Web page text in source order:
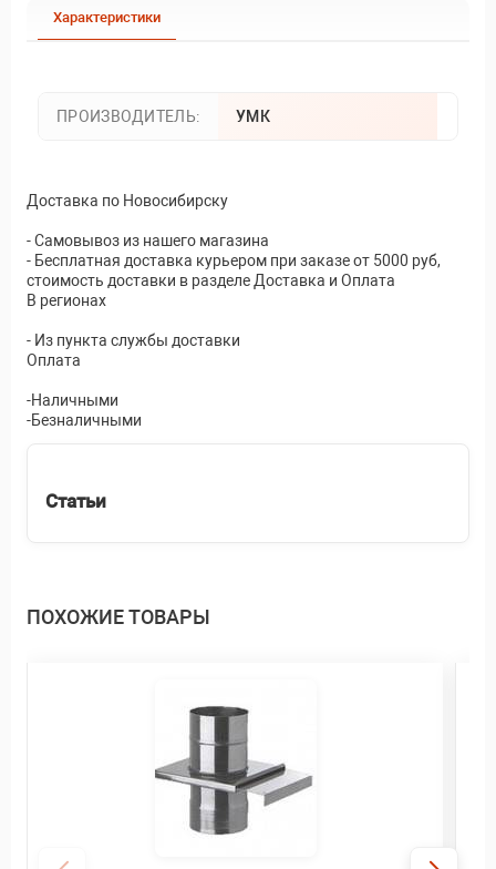
Характеристики
ПРОИЗВОДИТЕЛЬ: УМК
Доставка по Новосибирску
- Самовывоз из нашего магазина
- Бесплатная доставка курьером при заказе от 5000 руб,
стоимость доставки в разделе Доставка и Оплата
В регионах
- Из пункта службы доставки
Оплата
-Наличными
-Безналичными
Статьи
ПОХОЖИЕ ТОВАРЫ